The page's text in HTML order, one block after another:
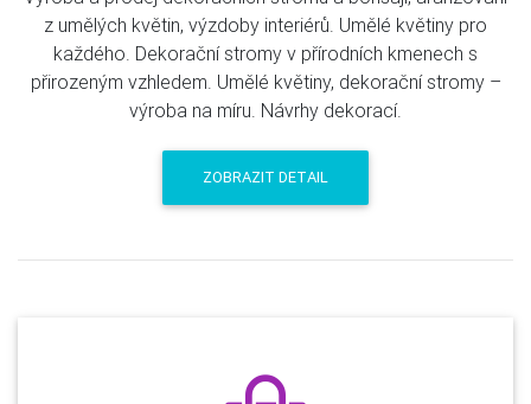
z umělých květin, výzdoby interiérů. Umělé květiny pro
každého. Dekorační stromy v přírodních kmenech s
přirozeným vzhledem. Umělé květiny, dekorační stromy –
výroba na míru. Návrhy dekorací.
ZOBRAZIT DETAIL